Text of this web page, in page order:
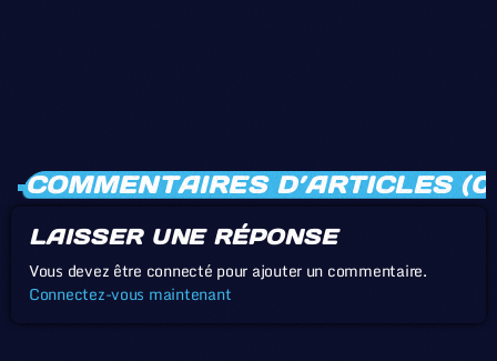
COMMENTAIRES D’ARTICLES
LAISSER UNE RÉPONSE
Vous devez être connecté pour ajouter un commentaire.
Connectez-vous maintenant